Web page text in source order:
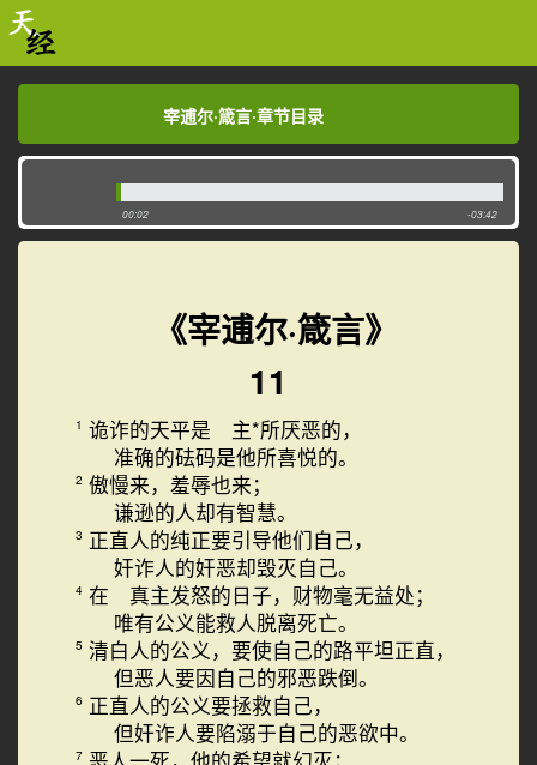
宰逋尔·箴言·章节目录
宰逋尔·箴言·章节目录
00:02 -03:42
《宰逋尔·箴言》
11
1 诡诈的天平是 主*所厌恶的，
准确的砝码是他所喜悦的。
2 傲慢来，羞辱也来；
谦逊的人却有智慧。
3 正直人的纯正要引导他们自己，
奸诈人的奸恶却毁灭自己。
4 在 真主发怒的日子，财物毫无益处；
唯有公义能救人脱离死亡。
5 清白人的公义，要使自己的路平坦正直，
但恶人要因自己的邪恶跌倒。
6 正直人的公义要拯救自己，
但奸诈人要陷溺于自己的恶欲中。
7